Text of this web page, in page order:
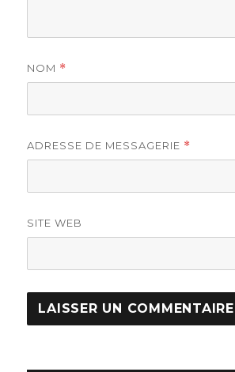
NOM *
ADRESSE DE MESSAGERIE *
SITE WEB